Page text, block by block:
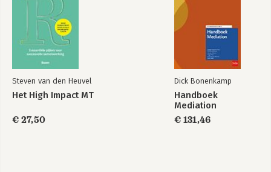
Steven van den Heuvel
Het High Impact MT
€ 27,50
Dick Bonenkamp
Handboek
Mediation
€ 131,46